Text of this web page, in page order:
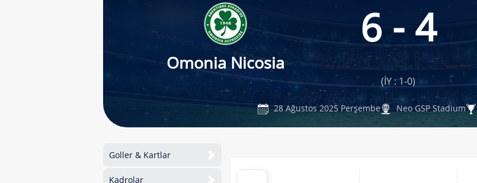
Omonia Nicosia
6 - 4
(İY : 1-0)
28 Ağustos 2025 Perşembe Neo GSP Stadium
Goller & Kartlar
Kadrolar